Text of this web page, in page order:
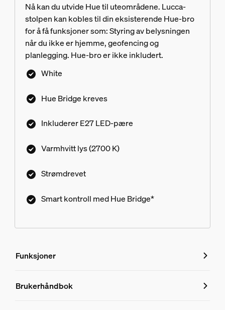
Nå kan du utvide Hue til uteområdene. Lucca-
stolpen kan kobles til din eksisterende Hue-bro
for å få funksjoner som: Styring av belysningen
når du ikke er hjemme, geofencing og
planlegging. Hue-bro er ikke inkludert.
White
Hue Bridge kreves
Inkluderer E27 LED-pære
Varmhvitt lys (2700 K)
Strømdrevet
Smart kontroll med Hue Bridge*
Funksjoner
Funksjoner
Brukerhåndbok